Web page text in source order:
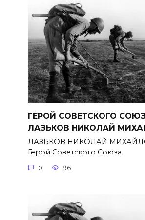
ГЕРОЙ СОВЕТСКОГО
ЛАЗЬКОВ НИКОЛАЙ
ЛАЗЬКОВ НИКОЛАЙ
Герой Советского Союза.
0 96